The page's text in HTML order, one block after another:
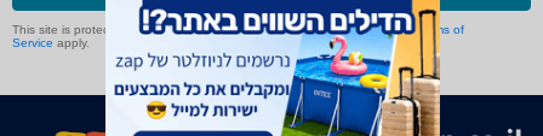
This site is protected by reCAPTCHA and the GooglePrivacy Policyand Terms of
Service apply.